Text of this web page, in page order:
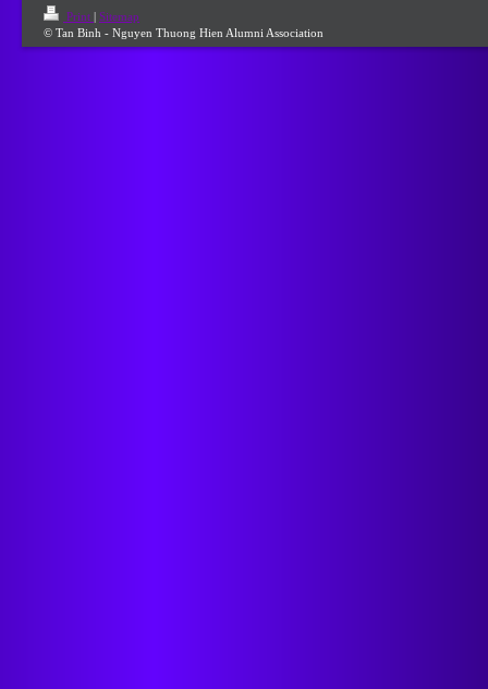
Print | Sitemap
© Tan Binh - Nguyen Thuong Hien Alumni Association